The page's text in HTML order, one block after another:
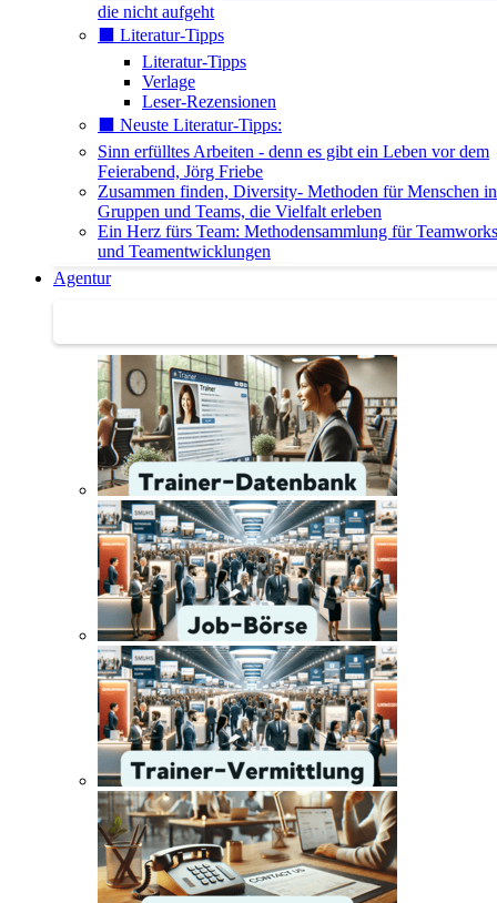
die nicht aufgeht
⬛️ Literatur-Tipps
Literatur-Tipps
Verlage
Leser-Rezensionen
⬛️ Neuste Literatur-Tipps:
Sinn erfülltes Arbeiten - denn es gibt ein Leben vor dem
Feierabend, Jörg Friebe
Zusammen finden, Diversity- Methoden für Menschen in
Gruppen und Teams, die Vielfalt erleben
Ein Herz fürs Team: Methodensammlung für
und Teamentwicklungen
Agentur